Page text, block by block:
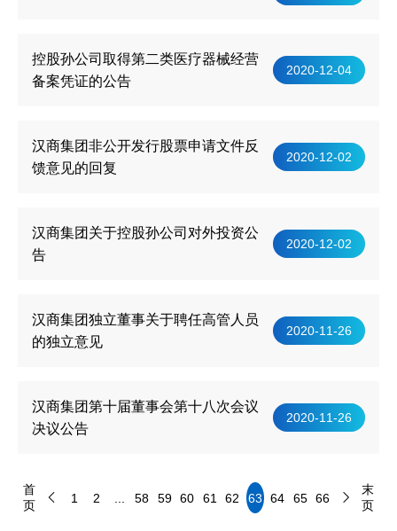
控股孙公司取得第二类医疗器械经营
备案凭证的公告
2020-12-04
汉商集团非公开发行股票申请文件反
馈意见的回复
2020-12-02
汉商集团关于控股孙公司对外投资公
告
2020-12-02
汉商集团独立董事关于聘任高管人员
的独立意见
2020-11-26
汉商集团第十届董事会第十八次会议
决议公告
2020-11-26
首
页
1 2 58 59 60 61 62 63 64 65 66
末
页